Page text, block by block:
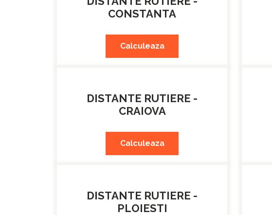
CONSTANTA
Calculeaza
DISTANTE RUTIERE -
CRAIOVA
Calculeaza
DISTANTE RUTIERE -
PLOIESTI